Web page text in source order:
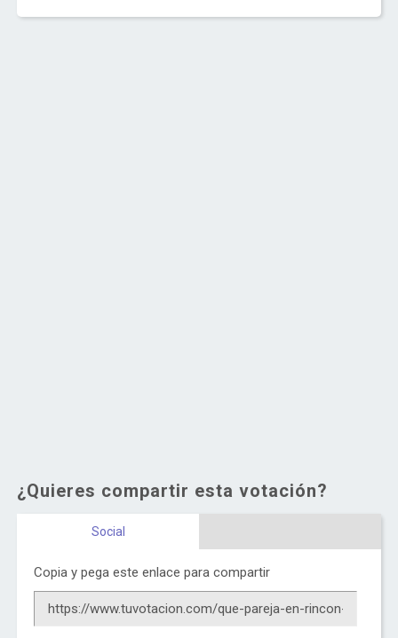
¿Quieres compartir esta votación?
Social
Copia y pega este enlace para compartir